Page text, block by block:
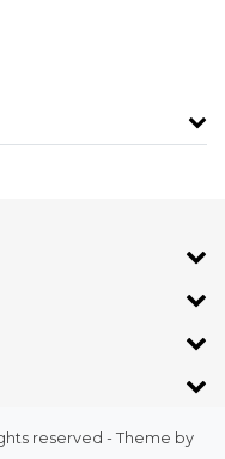
reserved - Theme by